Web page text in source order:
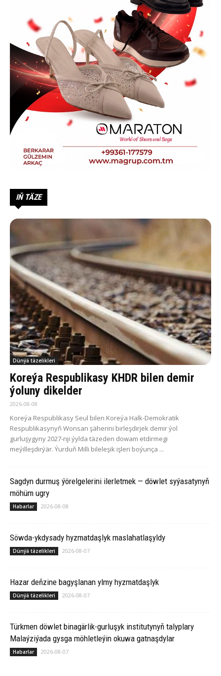
IŇ TÄZE
Dünýä täzelikleri
Koreýa Respublikasy KHDR bilen demir
ýoluny dikelder
2026-08-08
Koreýa Respublikasy Seul bilen Koreýa Halk-Demokratik
Respublikasynyň Wonsan şäherini birleşdirjek demir ýol
gurluşygyny 2027-nji ýylda täzeden dowam etdirmegi
meýilleşdirýär. Ýurduň Milli bileleşik işleri boýunça ...
Sagdyn durmuş ýörelgelerini ilerletmek — döwlet syýasatynyň
möhüm ugry
Habarlar 2026-08-08
Söwda-ykdysady hyzmatdaşlyk maslahatlaşyldy
Dünýä täzelikleri 2026-08-07
Hazar deňzine bagyşlanan ylmy hyzmatdaşlyk
Dünýä täzelikleri 2026-08-07
Türkmen döwlet binagärlik-gurluşyk institutynyň talyplary
Malaýziýada gysga möhletleýin okuwa gatnaşdylar
Habarlar 2026-08-07